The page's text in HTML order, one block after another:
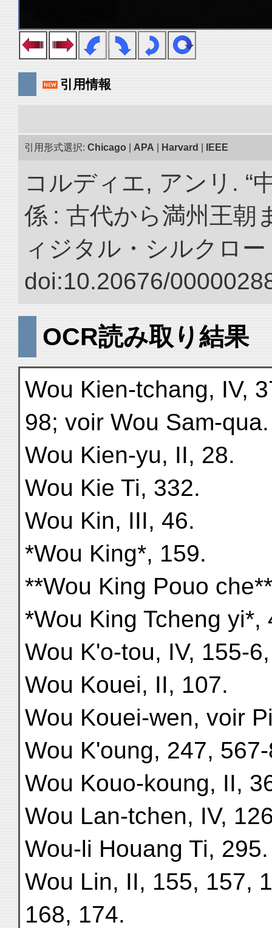
引用情報
引用形式選択: Chicago APA Harvard IEEE
コルディエ, アンリ. “
係 : 古代から満州王朝
ィジタル・シルクロ
doi:10.20676/
OCR読み取り結果
Wou Kien-tchang, IV,
98; voir Wou Sam-qua.
Wou Kien-yu, II, 28.
Wou Kie Ti, 332.
Wou Kin, III, 46.
*Wou King*, 159.
**Wou King Pouo
*Wou King Tcheng yi*,
Wou K'o-tou, IV, 155-
Wou Kouei, II, 107.
Wou Kouei-wen, voir
Wou K'oung, 247,
Wou Kouo-koung, II,
Wou Lan-tchen, IV,
Wou-li Houang Ti, 295.
Wou Lin, II, 155, 157,
168, 174.